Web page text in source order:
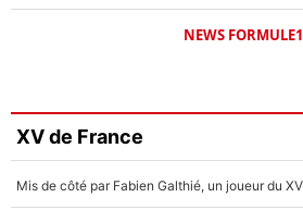
NEWS FORMULE1
XV de France